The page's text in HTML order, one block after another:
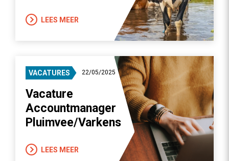
LEES MEER
VACATURES 22/05/2025
Vacature
Accountmanager
Pluimvee/Varkens
LEES MEER